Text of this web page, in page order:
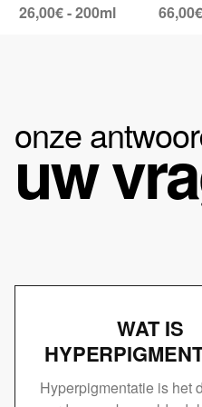
26,00€ - 200ml
onze
uw
WAT IS
Hyperpigmentatie is het